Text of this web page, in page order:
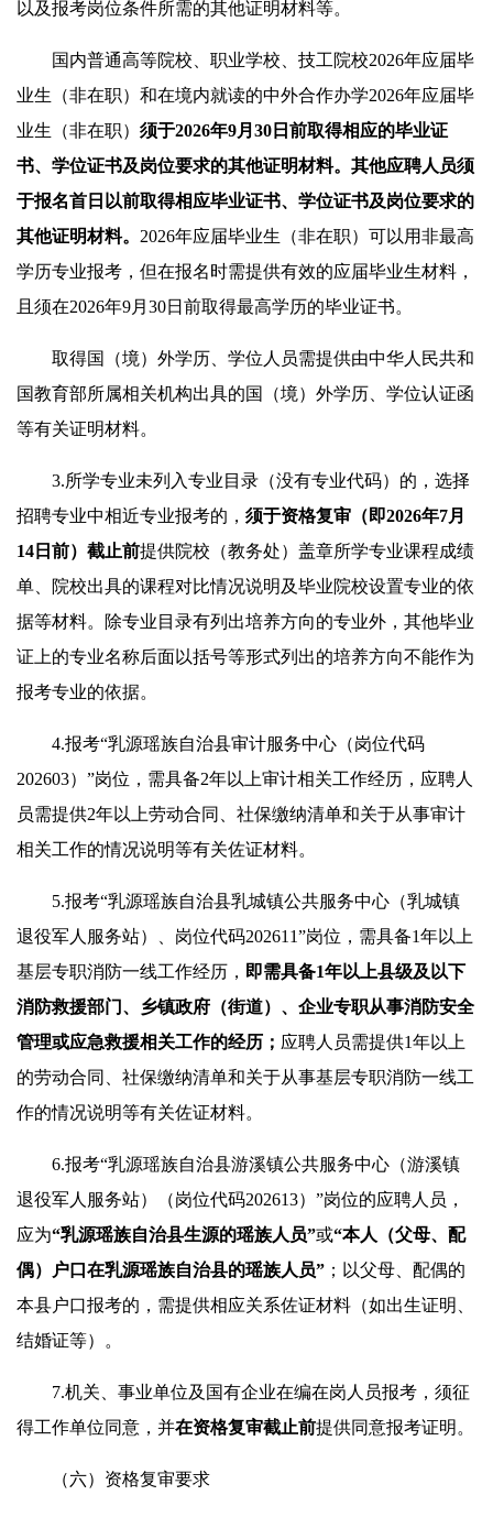
以及报考岗位条件所需的其他证明材料等。
国内普通高等院校、职业学校、技工院校2026年应届毕
业生（非在职）和在境内就读的中外合作办学2026年应届毕
业生（非在职） 须于2026年9月30 日前取得相应的毕业证
书、学位证书及岗位要求的其他证明材料。 其他应聘人员须
于报名首日以前取得相应毕业证书、学位证书及岗位要求的
其他证明材料。 2026年应届毕业生（非在职）可以用非最高
学历专业报考，但在报名时需提供有效的应届毕业生材料，
且须在2026年9月30日前取得最高学历的毕业证书。
取得国（境）外学历、学位人员需提供由中华人民共和
国教育部所属相关机构出具的国（境）外学历、学位认证函
等有关证明材料。
3.所学专业未列入专业目录（没有专业代码）的，选择
招聘专业中相近专业报考的， 须于资格复审（即2026年7月
14日前）截止前提供院校（教务处）盖章所学专业课程成绩
单、院校出具的课程对比情况说明及毕业院校设置专业的依
据等材料。除专业目录有列出培养方向的专业外，其他毕业
证上的专业名称后面以括号等形式列出的培养方向不能作为
报考专业的依据。
4.报考“乳源瑶族自治县审计服务中心（岗位代码
202603）”岗位，需具备2年以上审计相关工作经历，应聘人
员需提供2年以上劳动合同、社保缴纳清单和关于从事审计
相关工作的情况说明等有关佐证材料。
5.报考“乳源瑶族自治县乳城镇公共服务中心（乳城镇
退役军人服务站）、岗位代码202611”岗位，需具备1年以上
基层专职消防一线工作经历， 即需具备1年以上县级及以下
消防救援部门、乡镇政府（街道）、企业专职从事消防安全
管理或应急救援相关工作的经历； 应聘人员需提供1年以上
的劳动合同、社保缴纳清单和关于从事基层专职消防一线工
作的情况说明等有关佐证材料。
6.报考“乳源瑶族自治县游溪镇公共服务中心（游溪镇
退役军人服务站）（岗位代码202613）”岗位的应聘人员，
应为“乳源瑶族自治县生源的瑶族人员”或“本人 （父母、配
偶） 户口在乳源瑶族自治县的瑶族人员” ；以父母、配偶的
本县户口报考的，需提供相应关系佐证材料（如出生证明、
结婚证等）。
7.机关、事业单位及国有企业在编在岗人员报考，须征
得工作单位同意，并在资格复审截止前提供同意报考证明。
（六）资格复审要求